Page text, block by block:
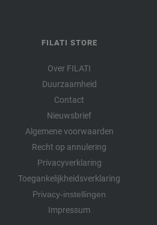
FILATI STORE
Over FILATI
Duurzaamheid
Contact
Nieuwsbrief
Algemene voorwaarden
Recht op annulering
Privacyverklaring
Toegankelijkheidsverklaring
Privacy-instellingen
Impressum